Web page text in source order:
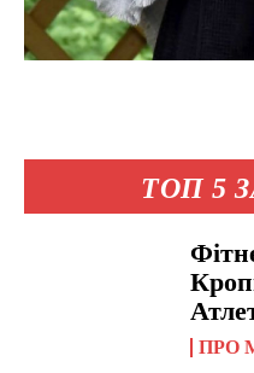
ТОП 5
ПРО